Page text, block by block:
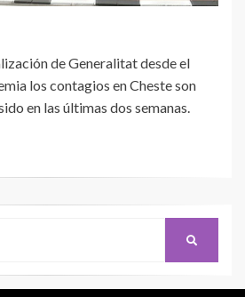
de Generalitat desde el
los contagios en Cheste son
en las últimas dos semanas.